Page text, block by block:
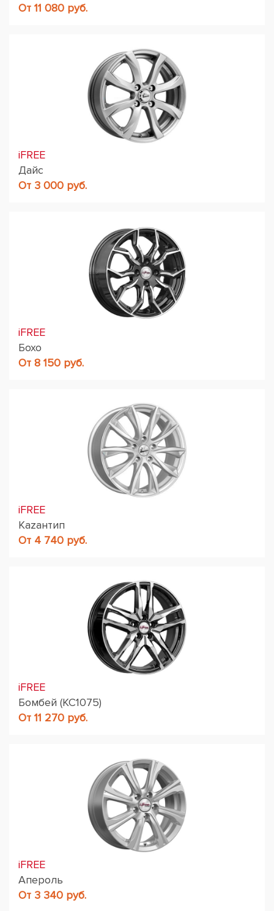
От 11 080 руб.
iFREE
Дайс
От 3 000 руб.
iFREE
Бохо
От 8 150 руб.
iFREE
Кazaнтип
От 4 740 руб.
iFREE
Бомбей (КС1075)
От 11 270 руб.
iFREE
Апероль
От 3 340 руб.